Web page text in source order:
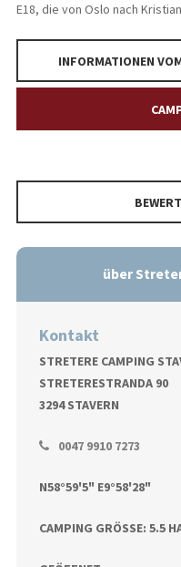
E18, die von Oslo nach
INFORMATIONEN
über
Kontakt
STRETERE CAMPING
STRETERESTRANDA 90
3294 STAVERN
0047 9910 7273
N58°59'5" E9°58'28"
CAMPING GRÖSSE: 5.5 HA